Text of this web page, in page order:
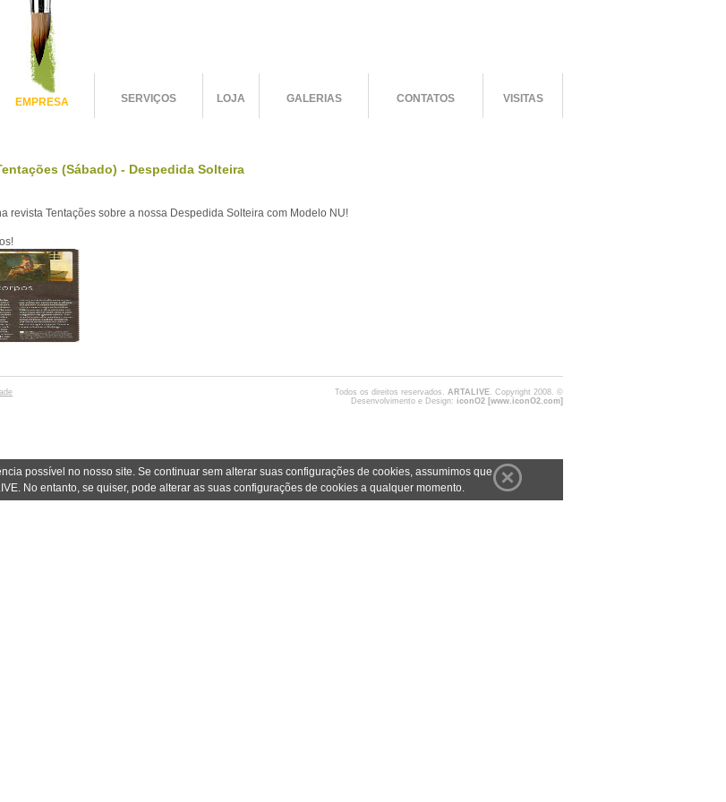
EMPRESA SERVIÇOS LOJA GALERIAS CONTATOS VISITAS
(Sábado) - Despedida Solteira
revista Tentações sobre a nossa Despedida Solteira com Modelo NU!
Todos os direitos reservados. ARTALIVE. Copyright 2008. ©
Desenvolvimento e Design: iconO2 [www.iconO2.com]
possível no nosso site. Se continuar sem alterar suas configurações de cookies, assumimos que
No entanto, se quiser, pode alterar as suas configurações de cookies a qualquer momento.